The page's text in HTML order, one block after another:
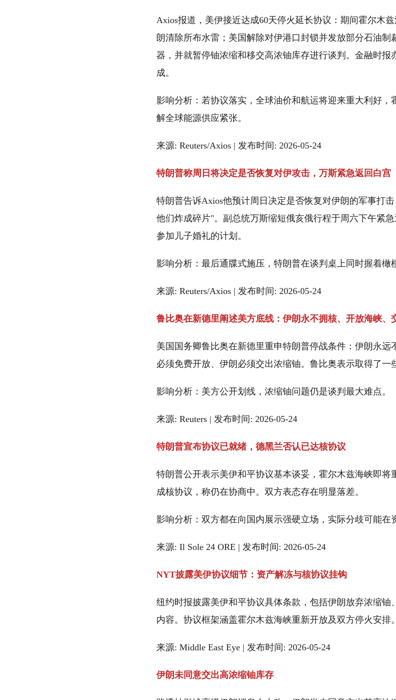
Axios报道，美伊接近达成60天停火延长协议：期间霍尔木
朗清除所布水雷；美国解除对伊港口封锁并发放部分石油制
器，并就暂停铀浓缩和移交高浓铀库存进行谈判。金融时报
成。
影响分析：若协议落实，全球油价和航运将迎来重大利好，
解全球能源供应紧张。
来源: Reuters/Axios | 发布时间: 2026-05-24
特朗普称周日将决定是否恢复对伊攻击，万斯紧急返回白宫
特朗普告诉Axios他预计周日决定是否恢复对伊朗的军事打
他们炸成碎片"。副总统万斯缩短俄亥俄行程于周六下午紧
参加儿子婚礼的计划。
影响分析：最后通牒式施压，特朗普在谈判桌上同时握着橄
来源: Reuters/Axios | 发布时间: 2026-05-24
鲁比奥在新德里阐述美方底线：伊朗永不拥核、开放海峡、
美国国务卿鲁比奥在新德里重申特朗普停战条件：伊朗永远
必须免费开放、伊朗必须交出浓缩铀。鲁比奥表示取得了一
影响分析：美方公开划线，浓缩铀问题仍是谈判最大难点。
来源: Reuters | 发布时间: 2026-05-24
特朗普宣布协议已就绪，德黑兰否认已达核协议
特朗普公开表示美伊和平协议基本谈妥，霍尔木兹海峡即将
成核协议，称仍在协商中。双方表态存在明显落差。
影响分析：双方都在向国内展示强硬立场，实际分歧可能在
来源: Il Sole 24 ORE | 发布时间: 2026-05-24
NYT披露美伊协议细节：资产解冻与核协议挂钩
纽约时报披露美伊和平协议具体条款，包括伊朗放弃浓缩铀
内容。协议框架涵盖霍尔木兹海峡重新开放及双方停火安排。
来源: Middle East Eye | 发布时间: 2026-05-24
伊朗未同意交出高浓缩铀库存